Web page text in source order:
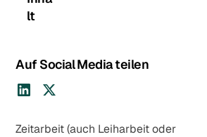
lt
Auf Social Media teilen
Zeitarbeit (auch Leiharbeit oder